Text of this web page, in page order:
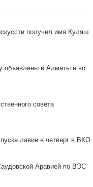
получил имя Куляш
объявлены в Алматы и во
совета
лавин в четверг в ВКО
Аравией по ВЭС